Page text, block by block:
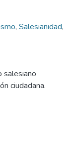
, Salesianidad,
salesiano
ciudadana.